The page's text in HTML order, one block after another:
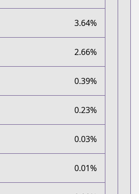
3.64%
2.66%
0.39%
0.23%
0.03%
0.01%